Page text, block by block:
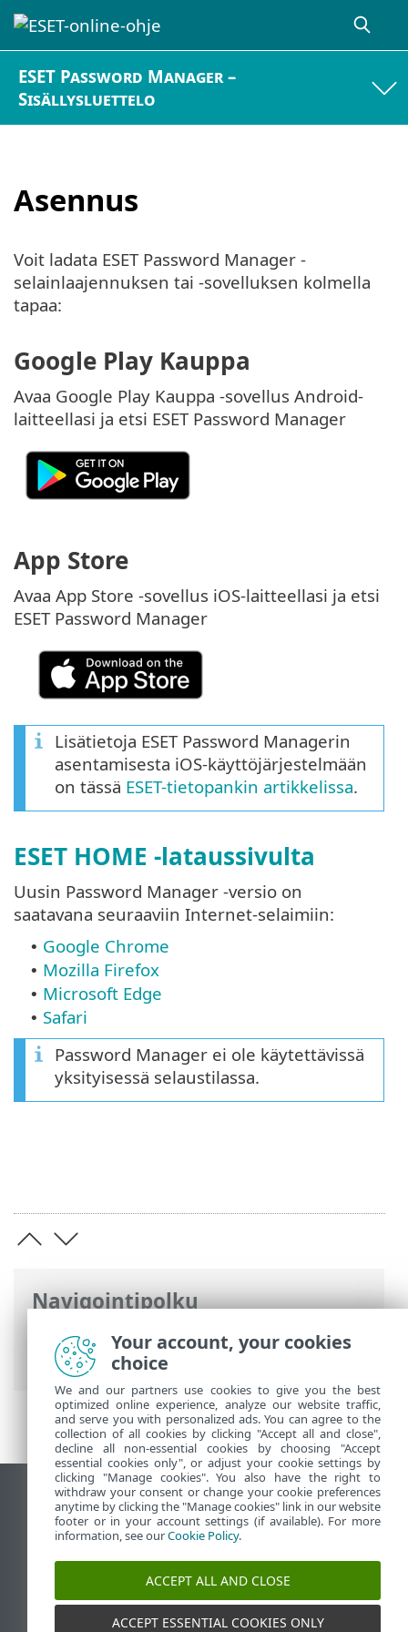
ESET Password Manager –
Sisällysluettelo
Asennus
Navigointipolku
ESET-online-ohje>ESET Password
Manager
>Asennus
Voit ladata ESET Password Manager -
selainlaajennuksen tai -sovelluksen kolmella
tapaa:
Google Play Kauppa
Avaa Google Play Kauppa -sovellus Android-
laitteellasi ja etsi ESET Password Manager
App Store
Avaa App Store -sovellus iOS-laitteellasi ja etsi
ESET Password Manager
Lisätietoja ESET Password Managerin
asentamisesta iOS-käyttöjärjestelmään
on tässä ESET-tietopankin artikkelissa.
ESET HOME -lataussivulta
Uusin Password Manager ‑versio on
saatavana seuraaviin Internet-selaimiin:
• Google Chrome
• Mozilla Firefox
• Microsoft Edge
• Safari
Password Manager ei ole käytettävissä
yksityisessä selaustilassa.
Näytä tietokonesivusto
End of Life
ESET-tietämyskanta
ESET-foorumi
ESET Status Portal
Alueellinen tuki
Your account, your cookies
choice
We and our partners use cookies to give you the best
optimized online experience, analyze our website traffic,
and serve you with personalized ads. You can agree to the
collection of all cookies by clicking "Accept all and close",
decline all non-essential cookies by choosing "Accept
essential cookies only", or adjust your cookie settings by
clicking "Manage cookies". You also have the right to
withdraw your consent or change your cookie preferences
anytime by clicking the "Manage cookies" link in our website
footer or in your account settings (if available). For more
information, see ourCookie Policy.
ACCEPT ALL AND CLOSE
ACCEPT ESSENTIAL COOKIES ONLY